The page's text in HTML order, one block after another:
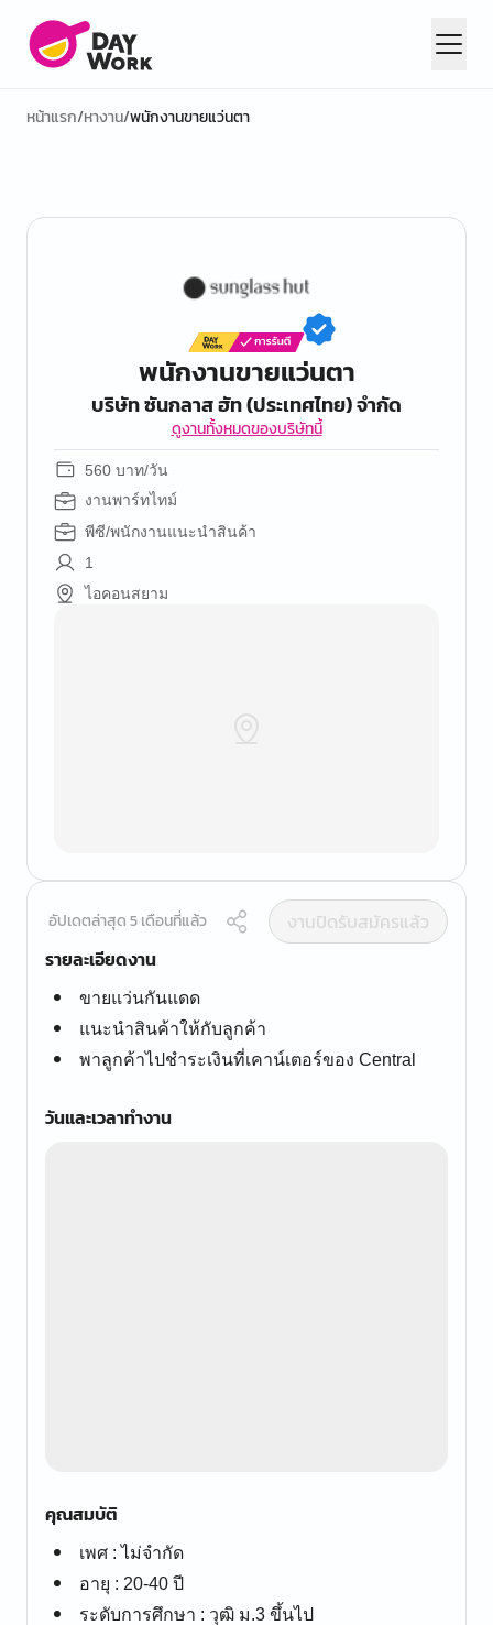
หน้าแรก/หางาน/พนักงานขายแว่นตา
พนักงานขายแว่นตา
บริษัท ซันกลาส ฮัท (ประเทศไทย) จำกัด
ดูงานทั้งหมดของบริษัทนี้
560 บาท/วัน
งานพาร์ทไทม์
พีซี/พนักงานแนะนำสินค้า
1
ไอคอนสยาม
อัปเดตล่าสุด 5 เดือนที่แล้ว
งานปิดรับสมัครแล้ว
รายละเอียดงาน
ขายแว่นกันแดด
แนะนำสินค้าให้กับลูกค้า
พาลูกค้าไปชำระเงินที่เคาน์เตอร์ของ Central
วันและเวลาทำงาน
คุณสมบัติ
เพศ : ไม่จำกัด
อายุ : 20-40 ปี
ระดับการศึกษา : วุฒิ ม.3 ขึ้นไป